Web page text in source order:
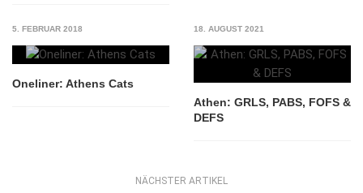
5. FEBRUAR 2018
Oneliner: Athens Cats
18. AUGUST 2021
Athen: GRLS, PABS, FOFS &
DEFS
NÄCHSTER ARTIKEL